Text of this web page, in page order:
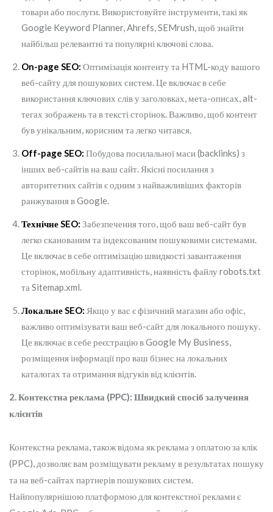
товари або послуги. Використовуйте інструменти, такі як
Google Keyword Planner, Ahrefs, SEMrush, щоб знайти
найбільш релевантні та популярні ключові слова.
On-page SEO: Оптимізація контенту та HTML-коду вашого
веб-сайту для пошукових систем. Це включає в себе
використання ключових слів у заголовках, мета-описах, alt-
тегах зображень та в тексті сторінок. Важливо, щоб контент
був унікальним, корисним та легко читався.
Off-page SEO: Побудова посилальної маси (backlinks) з
інших веб-сайтів на ваш сайт. Якісні посилання з
авторитетних сайтів є одним з найважливіших факторів
ранжування в Google.
Технічне SEO: Забезпечення того, щоб ваш веб-сайт був
легко сканованим та індексованим пошуковими системами.
Це включає в себе оптимізацію швидкості завантаження
сторінок, мобільну адаптивність, наявність файлу robots.txt
та Sitemap.xml.
Локальне SEO: Якщо у вас є фізичний магазин або офіс,
важливо оптимізувати ваш веб-сайт для локального пошуку.
Це включає в себе реєстрацію в Google My Business,
розміщення інформації про ваш бізнес на локальних
каталогах та отримання відгуків від клієнтів.
2. Контекстна реклама (PPC): Швидкий спосіб залучення
клієнтів
Контекстна реклама, також відома як реклама з оплатою за клік
(PPC), дозволяє вам розміщувати рекламу в результатах пошуку
та на веб-сайтах партнерів пошукових систем.
Найпопулярнішою платформою для контекстної реклами є